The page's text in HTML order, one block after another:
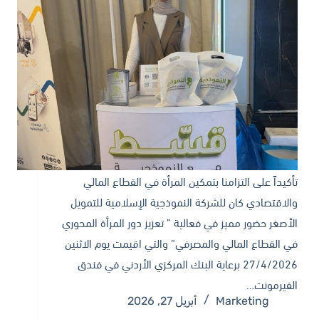
تأكيداً على التزامنا بتمكين المرأة في القطاع المالي
والاقتصادي كان للشركة النموذجية الإسلامية للتمويل
الأصغر حضور مميز في فعالية ” تعزيز دور المرأة المحوري
في القطاع المالي والمصرفي” والتي اقيمت يوم الاثنين
27/4/2026 برعاية البنك المركزي الأردني في فندق
الفيرمونت…
Marketing أبريل 27, 2026